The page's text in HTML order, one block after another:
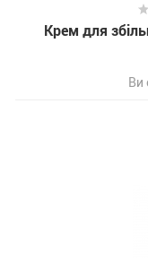
Крем для
Ви